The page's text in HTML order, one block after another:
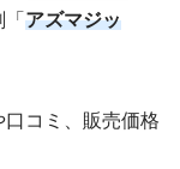
アズマジッ
口コミ、販売価格